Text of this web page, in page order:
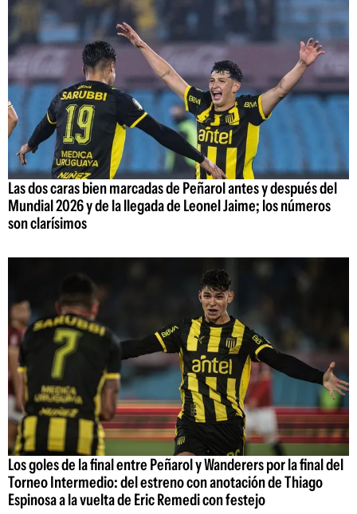
Las dos caras bien marcadas de Peñarol antes y después del
Mundial 2026 y de la llegada de Leonel Jaime; los números
son clarísimos
Los goles de la final entre Peñarol y Wanderers por la final del
Torneo Intermedio: del estreno con anotación de Thiago
Espinosa a la vuelta de Eric Remedi con festejo